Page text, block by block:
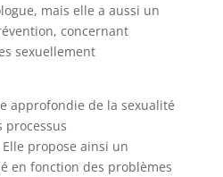
mais elle a aussi un
concernant
sexuellement
approfondie de la sexualité
processus
propose ainsi un
en fonction des problèmes